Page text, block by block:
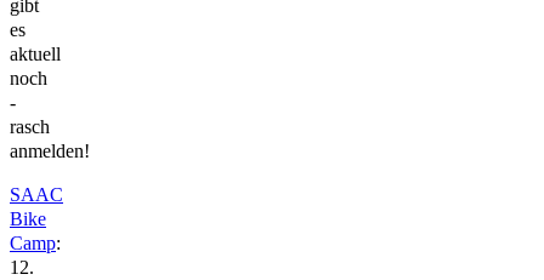
gibt
es
aktuell
noch
-
rasch
anmelden!
SAAC
Bike
Camp:
12.